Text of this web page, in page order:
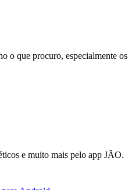
o que procuro, especialmente os
e muito mais pelo app JÃO.